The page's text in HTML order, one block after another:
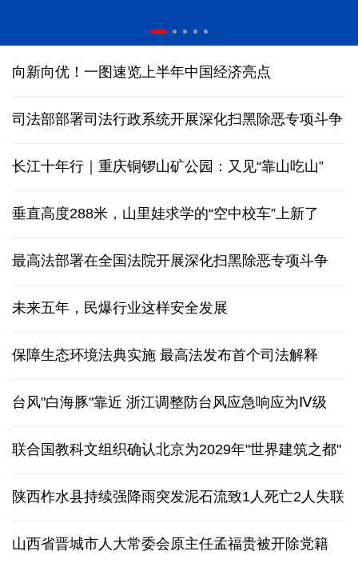
向新向优！一图速览上半年中国经济亮点
司法部部署司法行政系统开展深化扫黑除恶专项斗争
长江十年行｜重庆铜锣山矿公园：又见“靠山吃山”
垂直高度288米，山里娃求学的“空中校车”上新了
最高法部署在全国法院开展深化扫黑除恶专项斗争
未来五年，民爆行业这样安全发展
保障生态环境法典实施 最高法发布首个司法解释
台风"白海豚"靠近 浙江调整防台风应急响应为Ⅳ级
联合国教科文组织确认北京为2029年"世界建筑之都"
陕西柞水县持续强降雨突发泥石流致1人死亡2人失联
山西省晋城市人大常委会原主任孟福贵被开除党籍